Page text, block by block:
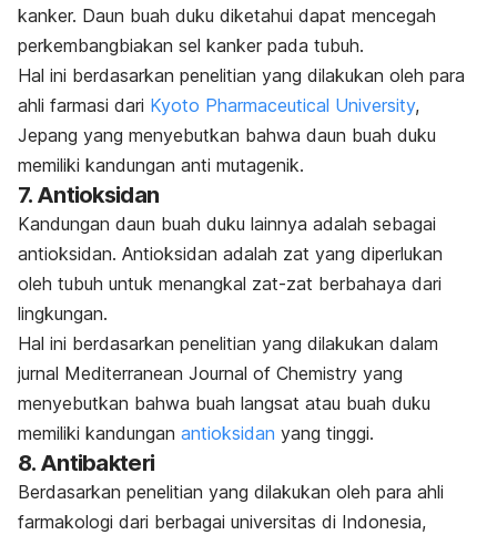
kanker. Daun buah duku diketahui dapat mencegah
perkembangbiakan sel kanker pada tubuh.
Hal ini berdasarkan penelitian yang dilakukan oleh para
ahli farmasi dari Kyoto Pharmaceutical University,
Jepang yang menyebutkan bahwa daun buah duku
memiliki kandungan anti mutagenik.
7. Antioksidan
Kandungan daun buah duku lainnya adalah sebagai
antioksidan. Antioksidan adalah zat yang diperlukan
oleh tubuh untuk menangkal zat-zat berbahaya dari
lingkungan.
Hal ini berdasarkan penelitian yang dilakukan dalam
jurnal Mediterranean Journal of Chemistry yang
menyebutkan bahwa buah langsat atau buah duku
memiliki kandungan antioksidan yang tinggi.
8. Antibakteri
Berdasarkan penelitian yang dilakukan oleh para ahli
farmakologi dari berbagai universitas di Indonesia,